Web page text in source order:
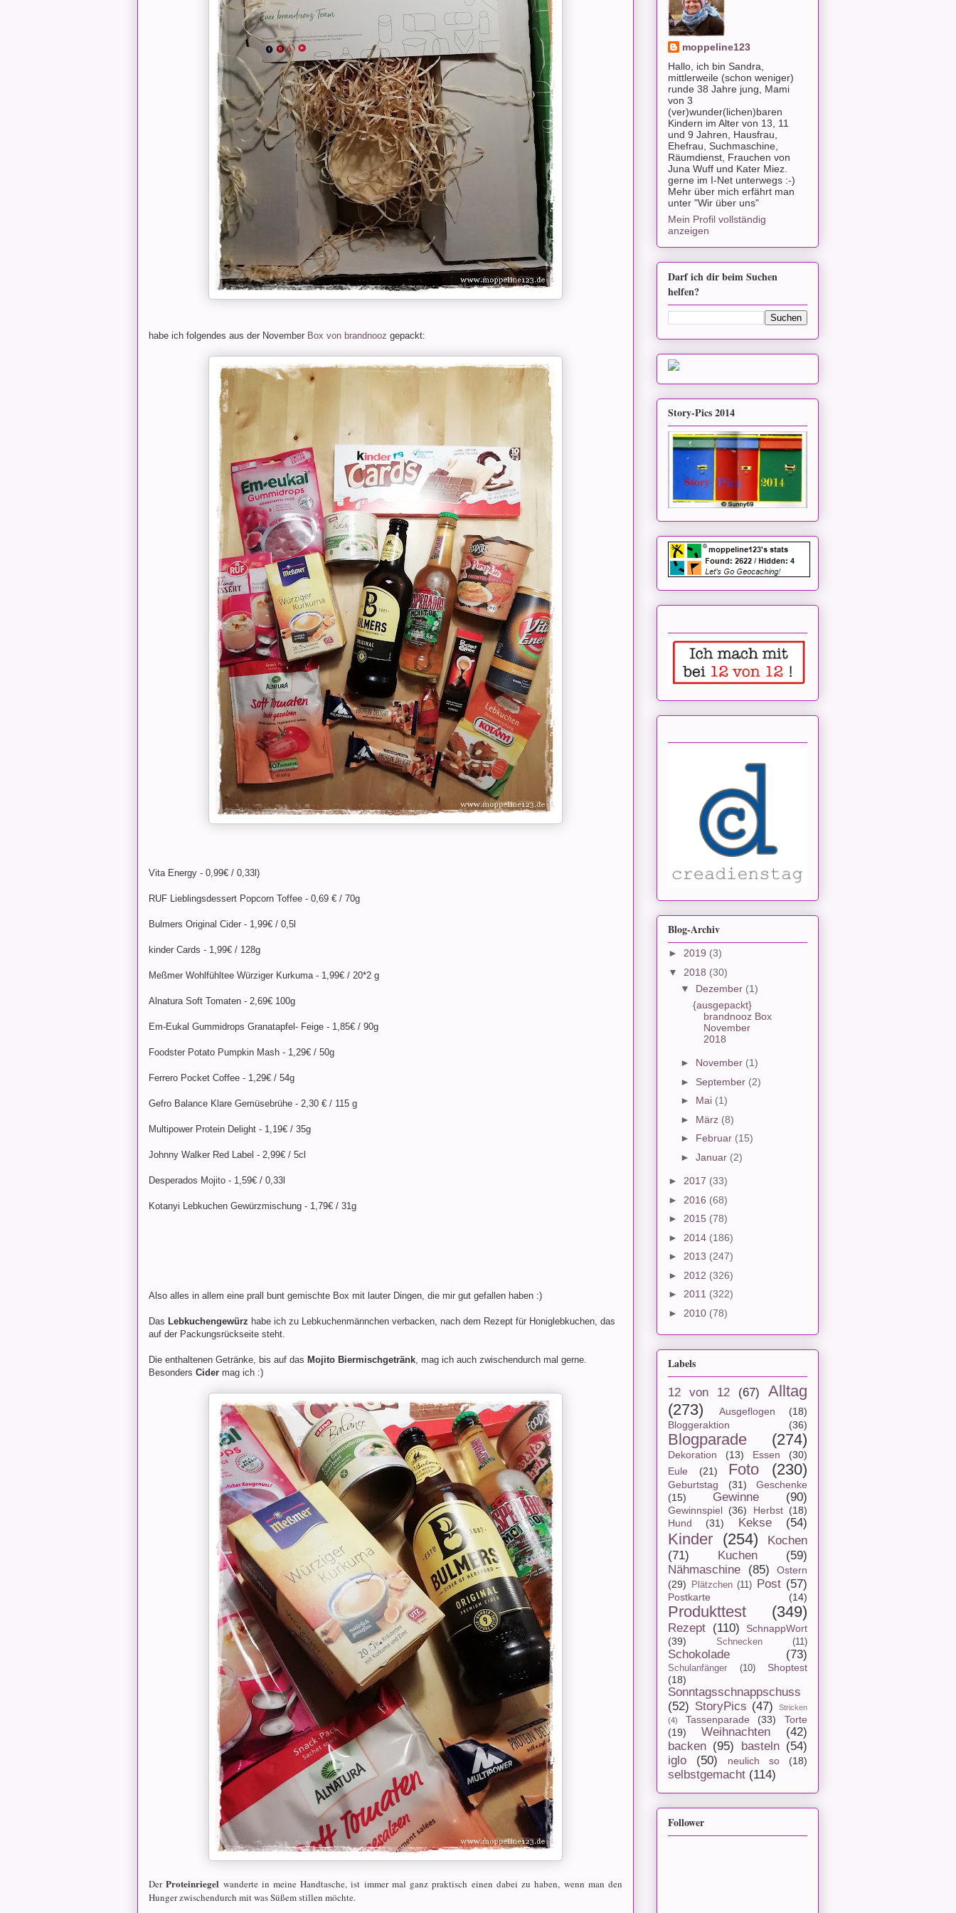
habe ich folgendes aus der November Box von brandnooz gepackt:
Vita Energy - 0,99€ / 0,33l)
RUF Lieblingsdessert Popcorn Toffee - 0,69 € / 70g
Bulmers Original Cider - 1,99€ / 0,5l
kinder Cards - 1,99€ / 128g
Meßmer Wohlfühltee Würziger Kurkuma - 1,99€ / 20*2 g
Alnatura Soft Tomaten - 2,69€ 100g
Em-Eukal Gummidrops Granatapfel- Feige - 1,85€ / 90g
Foodster Potato Pumpkin Mash - 1,29€ / 50g
Ferrero Pocket Coffee - 1,29€ / 54g
Gefro Balance Klare Gemüsebrühe - 2,30 € / 115 g
Multipower Protein Delight - 1,19€ / 35g
Johnny Walker Red Label - 2,99€ / 5cl
Desperados Mojito - 1,59€ / 0,33l
Kotanyi Lebkuchen Gewürzmischung - 1,79€ / 31g
Also alles in allem eine prall bunt gemischte Box mit lauter Dingen, die mir gut gefallen haben :)
Das Lebkuchengewürz habe ich zu Lebkuchenmännchen verbacken, nach dem Rezept für Honiglebkuchen, das
auf der Packungsrückseite steht.
Die enthaltenen Getränke, bis auf das Mojito Biermischgetränk , mag ich auch zwischendurch mal gerne.
Besonders Cider mag ich :)
DerProteinriegel wanderte in meine Handtasche, ist immer mal ganz praktisch einen dabei zu haben, wenn man den
Hunger zwischendurch mit was Süßem stillen möchte.
moppeline123
Hallo, ich bin Sandra,
mittlerweile (schon weniger)
runde 38 Jahre jung, Mami
von 3
(ver)wunder(lichen)baren
Kindern im Alter von 13, 11
und 9 Jahren, Hausfrau,
Ehefrau, Suchmaschine,
Räumdienst, Frauchen von
Juna Wuff und Kater Miez.
gerne im I-Net unterwegs :-)
Mehr über mich erfährt man
unter "Wir über uns"
Mein Profil vollständig
anzeigen
Darf ich dir beim Suchen
helfen?
Story-Pics 2014
Blog-Archiv
► 2019 (3)
▼ 2018 (30)
▼ Dezember (1)
{ausgepackt}
brandnooz Box
November
2018
► November (1)
► September (2)
► Mai (1)
► März (8)
► Februar (15)
► Januar (2)
► 2017 (33)
► 2016 (68)
► 2015 (78)
► 2014 (186)
► 2013 (247)
► 2012 (326)
► 2011 (322)
► 2010 (78)
Labels
12 von 12 (67)
Alltag
(273)
Ausgeflogen
(18)
Bloggeraktion
(36)
Blogparade (274)
Dekoration (13) Essen
(30)
Eule
(21) Foto (230)
Geburtstag (31)
Geschenke
(15)
Gewinne (90)
Gewinnspiel (36) Herbst (18)
Hund
(31) Kekse (54)
Kinder (254)
Kochen
(71)
Kuchen
(59)
Nähmaschine
(85)
Ostern
(29)
Plätzchen (11) Post (57)
Postkarte (14)
Produkttest (349)
Rezept (110)
SchnappWort
(39)
Schnecken (11)
Schokolade (73)
Schulanfänger (10)
Shoptest
(18)
Sonntagsschnappschuss
(52) StoryPics (47)
Stricken
(4)
Tassenparade (33)
Torte
(19)
Weihnachten
(42)
backen (95) basteln (54)
iglo
(50) neulich so (18)
selbstgemacht (114)
Follower